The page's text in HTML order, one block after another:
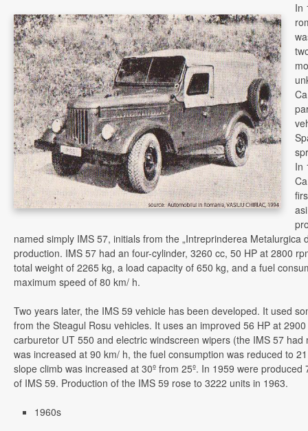
In
In
named simply IMS 57, initials from the „Intreprinderea Metalurgica
production. IMS 57 had an four-cylinder, 3260 cc, 50 HP at 2800
total weight of 2265 kg, a load capacity of 650 kg, and a fuel
maximum speed of 80 km/ h.
Two years later, the IMS 59 vehicle has been developed. It used
from the Steagul Rosu vehicles. It uses an improved 56 HP at
carburetor UT 550 and electric windscreen wipers (the IMS 57
was increased at 90 km/ h, the fuel consumption was reduced to
slope climb was increased at 30º from 25º. In 1959 were produced
of IMS 59. Production of the IMS 59 rose to 3222 units in 1963.
1960s